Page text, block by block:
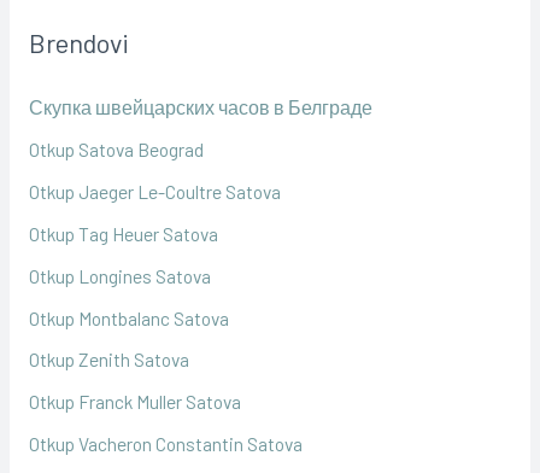
Brendovi
Скупка швейцарских часов в Белграде
Otkup Satova Beograd
Otkup Jaeger Le-Coultre Satova
Otkup Tag Heuer Satova
Otkup Longines Satova
Otkup Montbalanc Satova
Otkup Zenith Satova
Otkup Franck Muller Satova
Otkup Vacheron Constantin Satova